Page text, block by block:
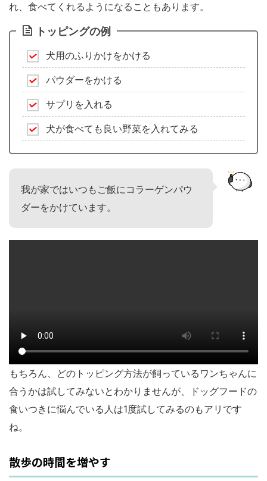
れ、食べてくれるようになることもあります。
トッピングの例
犬用のふりかけをかける
パウダーをかける
サプリを入れる
犬が食べても良い野菜を入れてみる
我が家ではいつもご飯にコラーゲンパウ
ダーをかけています。
もちろん、どのトッピング方法が飼っているワンちゃんに
合うかは試してみないとわかりませんが、ドッグフードの
食いつきに悩んでいる人は1度試してみるのもアリです
ね。
散歩の時間を増やす